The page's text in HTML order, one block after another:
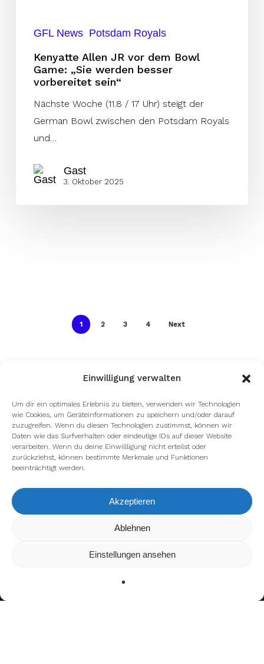
Einwilligung verwalten
Um dir ein optimales Erlebnis zu bieten, verwenden wir Technologien
wie Cookies, um Geräteinformationen zu speichern und/oder darauf
zuzugreifen. Wenn du diesen Technologien zustimmst, können wir
Daten wie das Surfverhalten oder eindeutige IDs auf dieser Website
verarbeiten. Wenn du deine Einwillligung nicht erteilst oder
zurückziehst, können bestimmte Merkmale und Funktionen
beeinträchtigt werden.
Akzeptieren
Ablehnen
Einstellungen ansehen
vorbereitet
sein“
GFL News Potsdam Royals
Kenyatte Allen JR vor dem Bowl
Game: „Sie werden besser
vorbereitet sein“
Nächste Woche (11.8 / 17 Uhr) steigt der
German Bowl zwischen den Potsdam Royals
und…
Gast
3. Oktober 2025
1 2 3 4 Next
Wir verwenden Cookies, um dir die bestmögliche Erfahrung auf
kannst du erfahren, welche Cookies wir
verwenden oder sie ausschalten.